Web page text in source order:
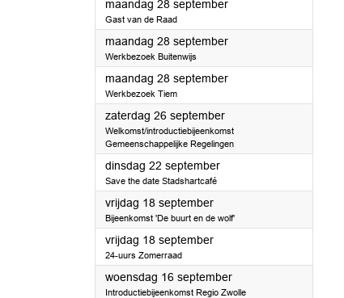
maandag 28 september2026
Gast van de Raad
maandag 28 september2026
Werkbezoek Buitenwijs
maandag 28 september2026
Werkbezoek Tiem
zaterdag 26 september2026
Welkomst/introductiebijeenkomst
Gemeenschappelijke Regelingen
dinsdag 22 september2026
Save the date Stadshartcafé
vrijdag 18 september2026
Bijeenkomst 'De buurt en de wolf'
vrijdag 18 september2026
24-uurs Zomerraad
woensdag 16 september2026
Introductiebijeenkomst Regio Zwolle